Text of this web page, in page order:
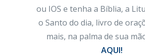
ou IOS e tenha a Bíblia, a
o Santo do dia, livro de
mais, na palma de sua
AQUI!